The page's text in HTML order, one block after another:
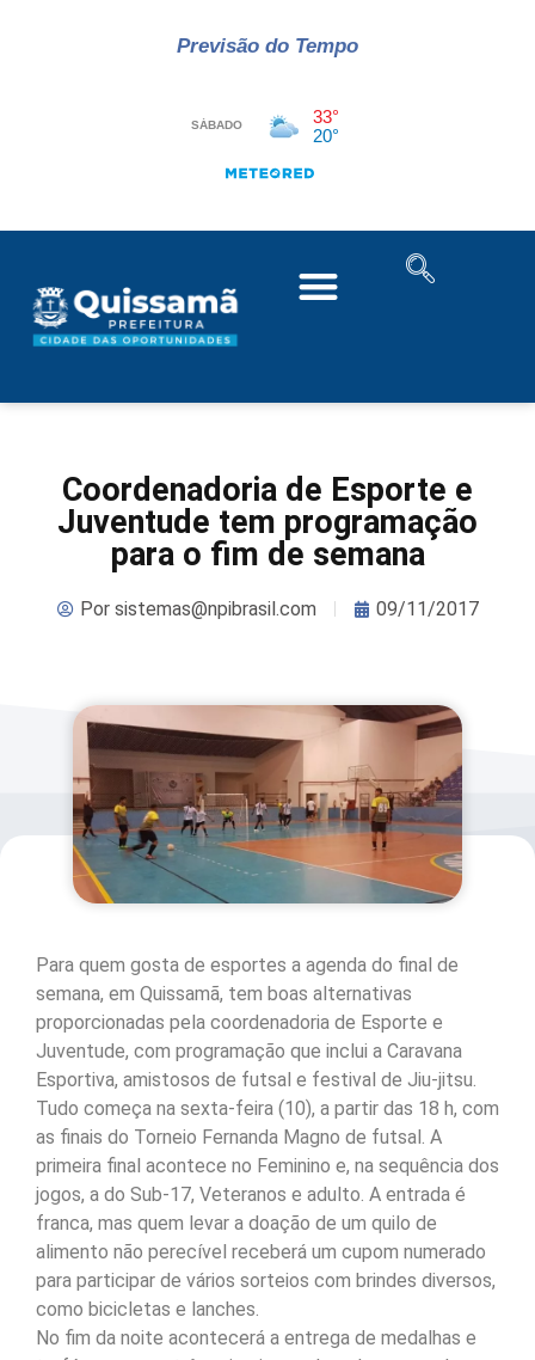
Previsão do Tempo
Coordenadoria de Esporte e
Juventude tem programação
para o fim de semana
Porsistemas@npibrasil.com 09/11/2017
Para quem gosta de esportes a agenda do final de
semana, em Quissamã, tem boas alternativas
proporcionadas pela coordenadoria de Esporte e
Juventude, com programação que inclui a Caravana
Esportiva, amistosos de futsal e festival de Jiu-jitsu.
Tudo começa na sexta-feira (10), a partir das 18 h, com
as finais do Torneio Fernanda Magno de futsal. A
primeira final acontece no Feminino e, na sequência dos
jogos, a do Sub-17, Veteranos e adulto. A entrada é
franca, mas quem levar a doação de um quilo de
alimento não perecível receberá um cupom numerado
para participar de vários sorteios com brindes diversos,
como bicicletas e lanches.
No fim da noite acontecerá a entrega de medalhas e